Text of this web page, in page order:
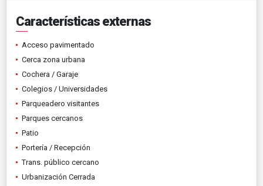
Características externas
Acceso pavimentado
Cerca zona urbana
Cochera / Garaje
Colegios / Universidades
Parqueadero visitantes
Parques cercanos
Patio
Portería / Recepción
Trans. público cercano
Urbanización Cerrada